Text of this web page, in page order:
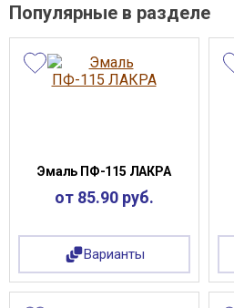
Популярные в разделе
Эмаль ПФ-115 ЛАКРА
от 85.90 руб.
Варианты